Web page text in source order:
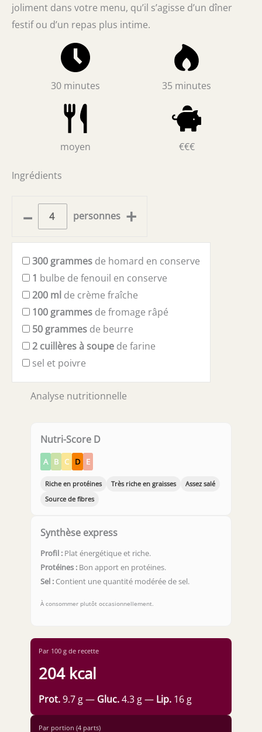
joliment dans votre menu, qu’il s’agisse d’un dîner
festif ou d’un repas plus intime.
30 minutes 35 minutes
moyen €€€
Ingrédients
– personnes +
300 grammes de homard en conserve
1 bulbe de fenouil en conserve
200 ml de crème fraîche
100 grammes de fromage râpé
50 grammes de beurre
2 cuillères à soupe de farine
sel et poivre
Analyse nutritionnelle
Nutri-Score D
A B C D E
Riche en protéines Très riche en graisses
Assez salé
Source de fibres
Synthèse express
Profil : Plat énergétique et riche.
Protéines : Bon apport en protéines.
Sel : Contient une quantité modérée de sel.
À consommer plutôt occasionnellement.
Par 100 g de recette
204 kcal
Prot.9.7 g — Gluc.4.3 g — Lip. 16 g
Par portion (4 parts)